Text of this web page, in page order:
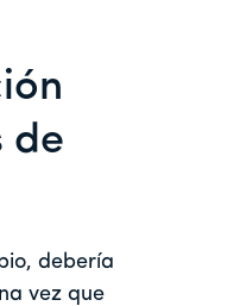
de
debería
vez que